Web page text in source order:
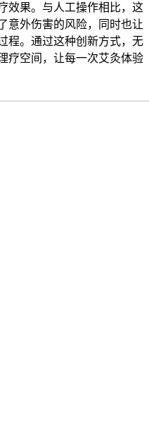
效果。与人工操作相比，这
意外伤害的风险，同时也让
程。通过这种创新方式，无
疗空间，让每一次艾灸体验